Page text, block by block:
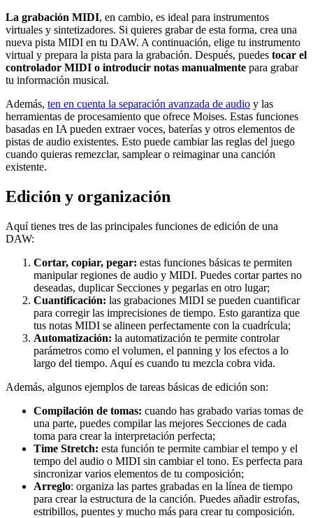
La grabación MIDI, en cambio, es ideal para instrumentos
virtuales y sintetizadores. Si quieres grabar de esta forma, crea una
nueva pista MIDI en tu DAW. A continuación, elige tu instrumento
virtual y prepara la pista para la grabación. Después, puedes tocar el
controlador MIDI o introducir notas manualmente para grabar
tu información musical.
Además, ten en cuenta la separación avanzada de audio y las
herramientas de procesamiento que ofrece Moises. Estas funciones
basadas en IA pueden extraer voces, baterías y otros elementos de
pistas de audio existentes. Esto puede cambiar las reglas del juego
cuando quieras remezclar, samplear o reimaginar una canción
existente.
Edición y organización
Aquí tienes tres de las principales funciones de edición de una
DAW:
Cortar, copiar, pegar: estas funciones básicas te permiten
manipular regiones de audio y MIDI. Puedes cortar partes no
deseadas, duplicar Secciones y pegarlas en otro lugar;
Cuantificación: las grabaciones MIDI se pueden cuantificar
para corregir las imprecisiones de tiempo. Esto garantiza que
tus notas MIDI se alineen perfectamente con la cuadrícula;
Automatización: la automatización te permite controlar
parámetros como el volumen, el panning y los efectos a lo
largo del tiempo. Aquí es cuando tu mezcla cobra vida.
Además, algunos ejemplos de tareas básicas de edición son:
Compilación de tomas: cuando has grabado varias tomas de
una parte, puedes compilar las mejores Secciones de cada
toma para crear la interpretación perfecta;
Time Stretch: esta función te permite cambiar el tempo y el
tempo del audio o MIDI sin cambiar el tono. Es perfecta para
sincronizar varios elementos de tu composición;
Arreglo: organiza las partes grabadas en la línea de tiempo
para crear la estructura de la canción. Puedes añadir estrofas,
estribillos, puentes y mucho más para crear tu composición.